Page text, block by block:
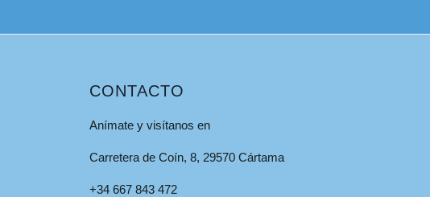
CONTACTO
Anímate y visítanos en
Carretera de Coín, 8, 29570 Cártama
+34 667 843 472